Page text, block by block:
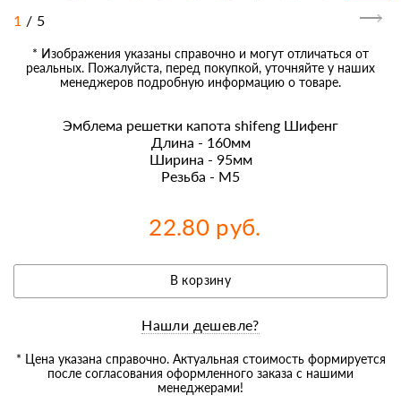
1 / 5
* Изображения указаны справочно и могут отличаться от
реальных. Пожалуйста, перед покупкой, уточняйте у наших
менеджеров подробную информацию о товаре.
Эмблема решетки капота shifeng Шифенг
Длина - 160мм
Ширина - 95мм
Резьба - М5
22.80 руб.
В корзину
Нашли дешевле?
* Цена указана справочно. Актуальная стоимость формируется
после согласования оформленного заказа с нашими
менеджерами!